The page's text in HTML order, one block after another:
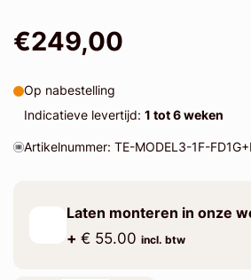
€249,00
Op nabestelling
Indicatieve levertijd: 1 tot 6 weken
Artikelnummer: TE-MODEL3-1F-
Laten monteren in onze
+ € 55.00 incl. btw